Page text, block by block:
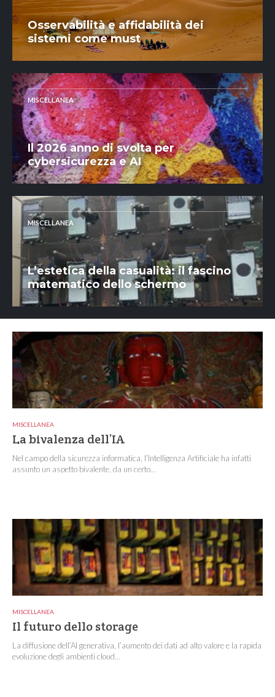
Osservabilità e affidabilità dei
sistemi come must
MISCELLANEA
Il 2026 anno di svolta per
cybersicurezza e AI
MISCELLANEA
L’estetica della casualità: il fascino
matematico dello schermo
MISCELLANEA
La bivalenza dell’IA
Nel campo della sicurezza informatica, l’Intelligenza Artificiale ha infatti
assunto un aspetto bivalente, da un certo...
MISCELLANEA
Il futuro dello storage
La diffusione dell’AI generativa, l’aumento dei dati ad alto valore e la rapida
evoluzione degli ambienti cloud...